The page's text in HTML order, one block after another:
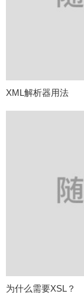
XML解析器用法
为什么需要XSL？